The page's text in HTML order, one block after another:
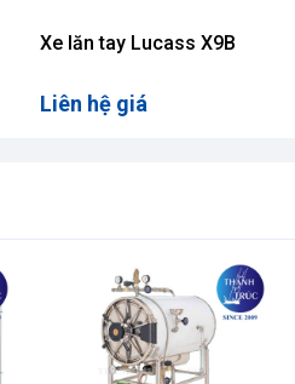
Xe lăn tay Lucass X9B
Liên hệ giá